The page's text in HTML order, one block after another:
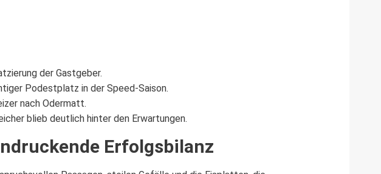
der Gastgeber.
Podestplatz in der Speed-Saison.
nach Odermatt.
blieb deutlich hinter den Erwartungen.
Erfolgsbilanz